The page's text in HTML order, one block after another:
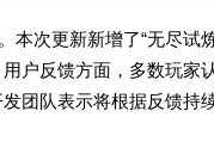
本次更新新增了“无尽试
户反馈方面，多数玩家
团队表示将根据反馈持